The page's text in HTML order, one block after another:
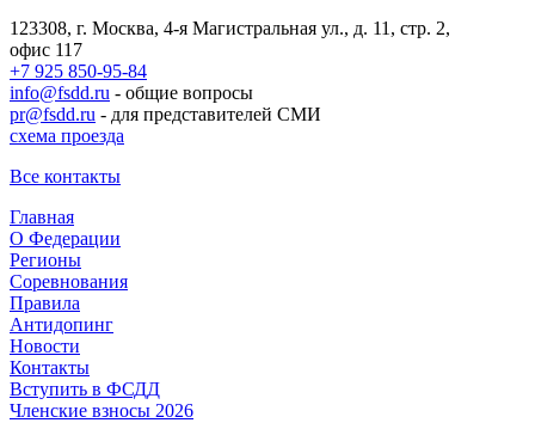
123308, г. Москва, 4-я Магистральная ул., д. 11, стр. 2,
офис 117
+7 925 850-95-84
info@fsdd.ru - общие вопросы
pr@fsdd.ru - для представителей СМИ
схема проезда
Все контакты
Главная
О Федерации
Регионы
Соревнования
Правила
Антидопинг
Новости
Контакты
Вступить в ФСДД
Членские взносы 2026